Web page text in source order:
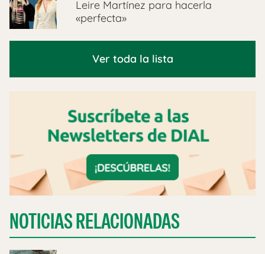
Leire Martínez para hacerla
«perfecta»
Ver toda la lista
NOTICIAS RELACIONADAS